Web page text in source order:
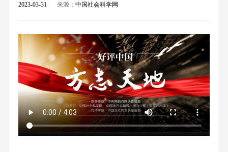
2023-03-31 来源： 中国社会科学网